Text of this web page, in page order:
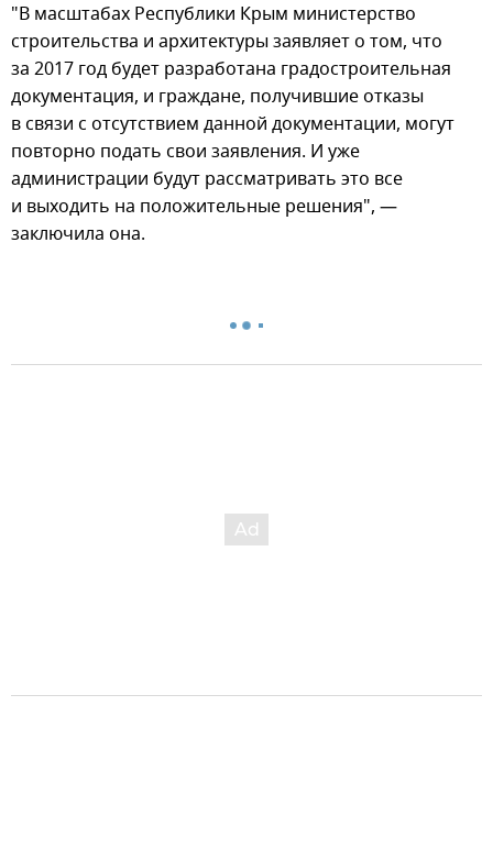
"В масштабах Республики Крым министерство
строительства и архитектуры заявляет о том, что
за 2017 год будет разработана градостроительная
документация, и граждане, получившие отказы
в связи с отсутствием данной документации, могут
повторно подать свои заявления. И уже
администрации будут рассматривать это все
и выходить на положительные решения", —
заключила она.